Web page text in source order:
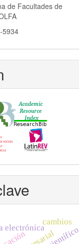
de Facultades de
5934
electrónica
cambios